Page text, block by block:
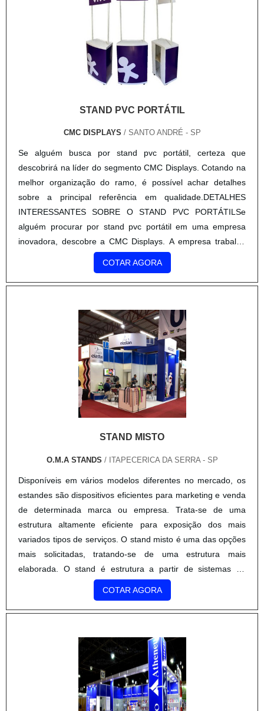
STAND PVC PORTÁTIL
CMC DISPLAYS / SANTO ANDRÉ - SP
Se alguém busca por stand pvc portátil, certeza que
descobrirá na líder do segmento CMC Displays. Cotando na
melhor organização do ramo, é possível achar detalhes
sobre a principal referência em qualidade.DETALHES
INTERESSANTES SOBRE O STAND PVC PORTÁTILSe
alguém procurar por stand pvc portátil em uma empresa
inovadora, descobre a CMC Displays. A empresa trabalha
com balcão stand de vendas e banner roll up, garantindo a
COTAR AGORA
STAND MISTO
O.M.A STANDS / ITAPECERICA DA SERRA - SP
Disponíveis em vários modelos diferentes no mercado, os
estandes são dispositivos eficientes para marketing e venda
de determinada marca ou empresa. Trata-se de uma
estrutura altamente eficiente para exposição dos mais
variados tipos de serviços. O stand misto é uma das opções
mais solicitadas, tratando-se de uma estrutura mais
elaborada. O stand é estrutura a partir de sistemas de
modulação octanorm, que são feitos de tubos de alumínio,
como sugere seu nome, com oito lados, sendo estruturado
com montantes e travessas. Características relevantes do
móveis; Testeira retroiluminada; Aplicação de adesivos
conforme a identidade visual da empresa; Combinação com
outros materiais como madeira pintada, forros, vidros, peças
em acrílico, serralheria; Entre outros.Entre as vantagens na
utilização desse tipo de stand está em seu custo-benefício.
COTAR AGORA